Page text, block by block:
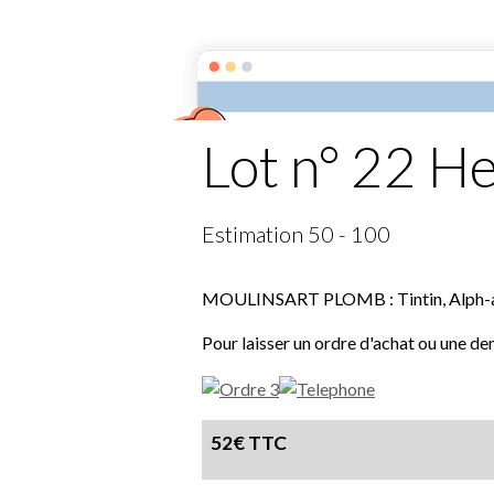
Accueil
Lot n° 22
Estimation 50 - 100
MOULINSART PLOMB : Tintin,
Pour laisser un ordre d'achat ou une
52€ TTC